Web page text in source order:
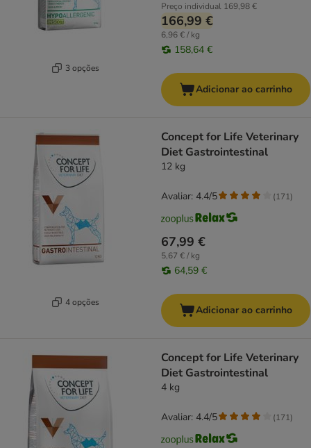
3 opções
Preço individual 169,98 €
166,99 €
6,96 € / kg
158,64 €
Adicionar ao carrinho
4 opções
Concept for Life Veterinary
Diet Gastrointestinal
12 kg
67,99 €
5,67 € / kg
64,59 €
Avaliar: 4.4/5 (171)
Adicionar ao carrinho
Concept for Life Veterinary
Diet Gastrointestinal
4 kg
Avaliar: 4.4/5 (171)